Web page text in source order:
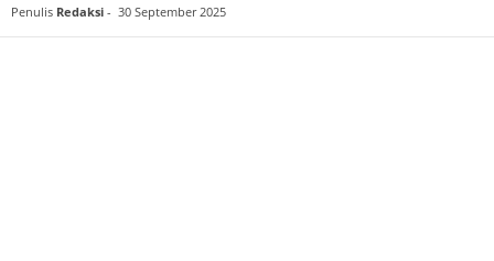
Penulis Redaksi - 30 September 2025